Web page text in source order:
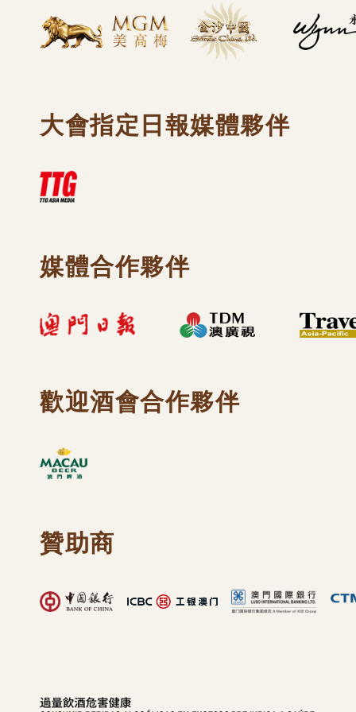
大會指定日報媒體夥伴
媒體合作夥伴
歡迎酒會合作夥伴
贊助商